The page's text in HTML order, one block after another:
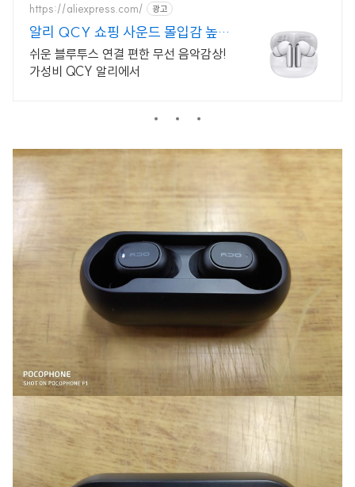
https://aliexpress.com/ 광고
알리 QCY 쇼핑 사운드 몰입감 높이
는 qcy
쉬운 블루투스 연결 편한 무선 음악감상!
가성비 QCY 알리에서